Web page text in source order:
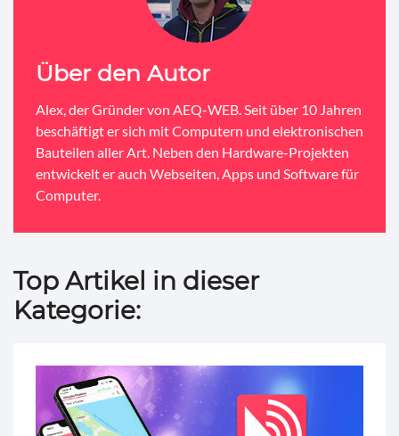
Über den Autor
Alex, der Gründer von AEQ-WEB. Seit über 10 Jahren
beschäftigt er sich mit Computern und elektronischen
Bauteilen aller Art. Neben den Hardware-Projekten
entwickelt er auch Webseiten, Apps und Software für
Computer.
Top Artikel in dieser
Kategorie: